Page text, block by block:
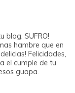
blog. SUFRO!
hambre que en
Felicidades,
el cumple de tu
guapa.